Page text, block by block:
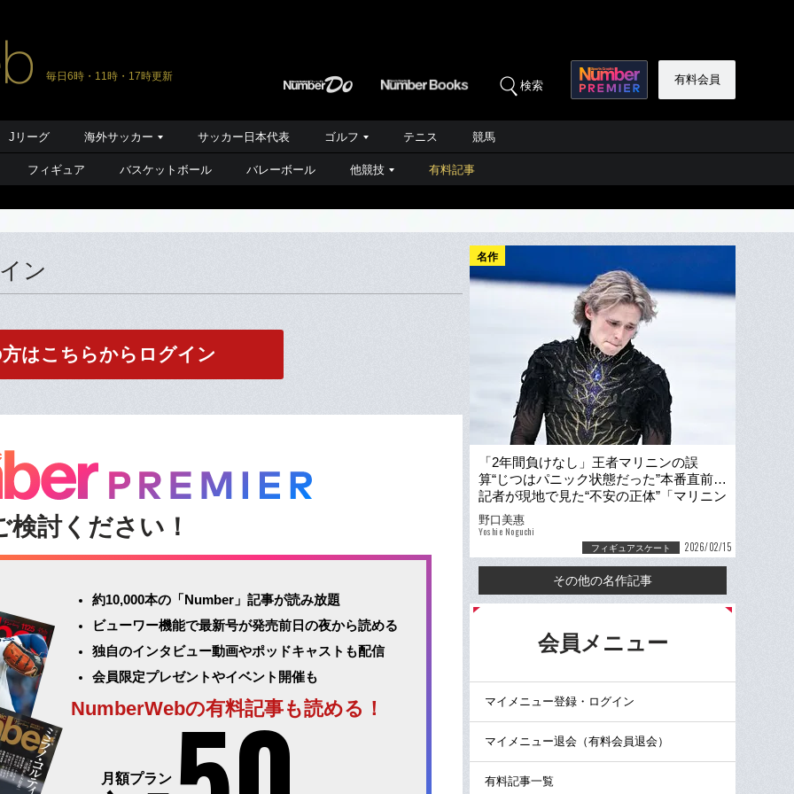
毎日6時・11時・17時更新
検索 有料会員
Jリーグ 海外サッカー サッカー日本代表 ゴルフ テニス 競馬
フィギュア バスケットボール バレーボール 他競技 有料記事
ン
はこちらからログイン
検討ください！
約10,000本の「Number」記事が読み放題
ビューワー機能で最新号が発売前日の夜から読める
独自のインタビュー動画やポッドキャストも配信
会員限定プレゼントやイベント開催も
NumberWebの有料記事も読める！
月額プラン
名作
「2年間負けなし」王者マリニンの誤
算“じつはパニック状態だった”本番直前…
記者が現地で見た“不安の正体”「マリニン
は1人でインタビューエリアへ…」
野口美惠
Yoshie Noguchi
フィギュアスケート 2026/02/15
その他の名作記事
会員メニュー
マイメニュー登録・ログイン
マイメニュー退会（有料会員退会）
有料記事一覧